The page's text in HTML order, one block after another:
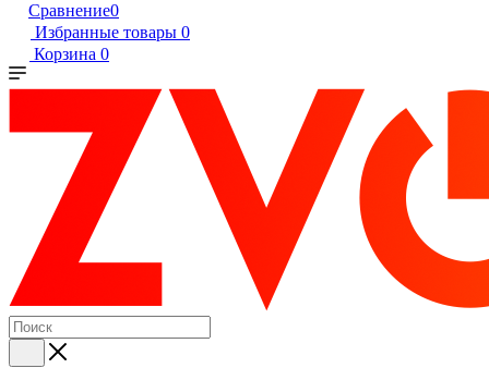
Сравнение0
Избранные товары 0
Корзина 0